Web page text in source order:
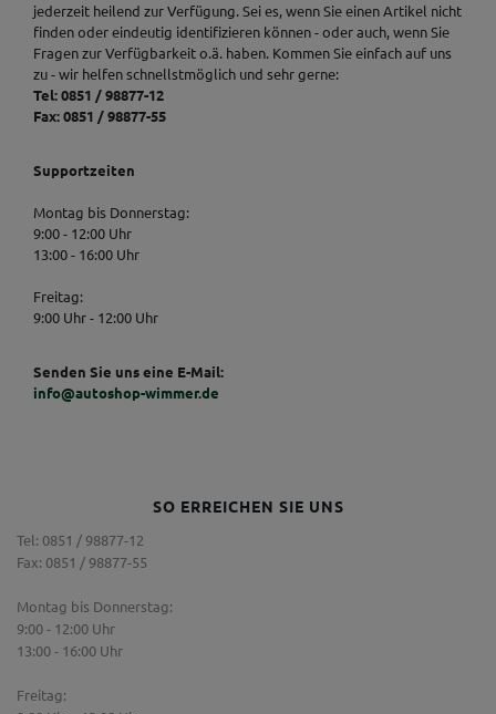
jederzeit heilend zur Verfügung. Sei es, wenn Sie einen Artikel nicht
finden oder eindeutig identifizieren können - oder auch, wenn Sie
Fragen zur Verfügbarkeit o.ä. haben. Kommen Sie einfach auf uns
zu - wir helfen schnellstmöglich und sehr gerne:
Tel: 0851 / 98877-12
Fax: 0851 / 98877-55
Supportzeiten
Montag bis Donnerstag:
9:00 - 12:00 Uhr
13:00 - 16:00 Uhr
Freitag:
9:00 Uhr - 12:00 Uhr
Senden Sie uns eine E-Mail:
info@autoshop-wimmer.de
SO ERREICHEN SIE UNS
Tel: 0851 / 98877-12
Fax: 0851 / 98877-55
Montag bis Donnerstag:
9:00 - 12:00 Uhr
13:00 - 16:00 Uhr
Freitag: